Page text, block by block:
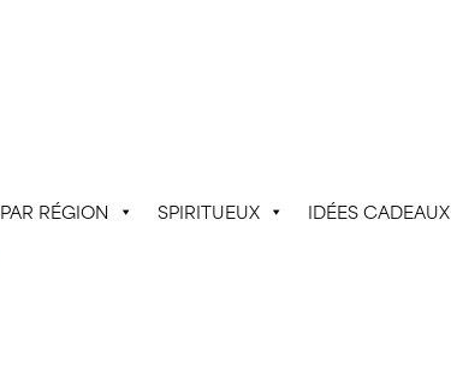
PAR RÉGION SPIRITUEUX IDÉES CADEAUX